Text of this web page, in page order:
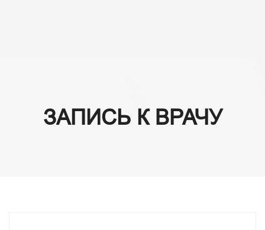
ЗАПИСЬ К ВРАЧУ